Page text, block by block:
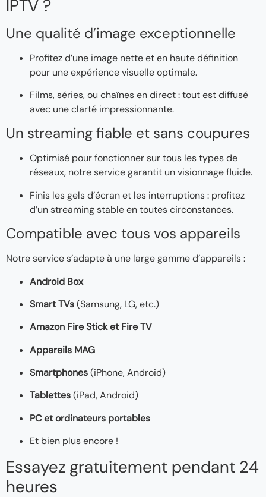
IPTV ?
Une qualité d’image exceptionnelle
Profitez d’une image nette et en haute définition
pour une expérience visuelle optimale.
Films, séries, ou chaînes en direct : tout est diffusé
avec une clarté impressionnante.
Un streaming fiable et sans coupures
Optimisé pour fonctionner sur tous les types de
réseaux, notre service garantit un visionnage fluide.
Finis les gels d’écran et les interruptions : profitez
d’un streaming stable en toutes circonstances.
Compatible avec tous vos appareils
Notre service s’adapte à une large gamme d’appareils :
Android Box
Smart TVs(Samsung, LG, etc.)
Amazon Fire Stick et Fire TV
Appareils MAG
Smartphones(iPhone, Android)
Tablettes(iPad, Android)
PC et ordinateurs portables
Et bien plus encore !
Essayez gratuitement pendant 24
heures